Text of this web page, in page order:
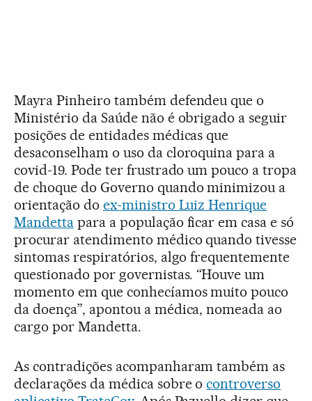
Mayra Pinheiro também defendeu que o
Ministério da Saúde não é obrigado a seguir
posições de entidades médicas que
desaconselham o uso da cloroquina para a
covid-19. Pode ter frustrado um pouco a tropa
de choque do Governo quando minimizou a
orientação do ex-ministro Luiz Henrique
Mandettapara a população ficar em casa e só
procurar atendimento médico quando tivesse
sintomas respiratórios, algo frequentemente
questionado por governistas. “Houve um
momento em que conhecíamos muito pouco
da doença”, apontou a médica, nomeada ao
cargo por Mandetta.
As contradições acompanharam também as
declarações da médica sobre ocontroverso